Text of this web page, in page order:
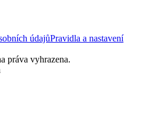
údajůPravidla a nastavení
práva vyhrazena.